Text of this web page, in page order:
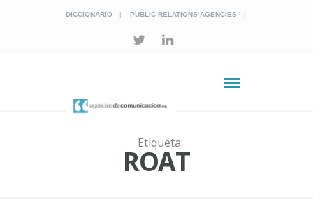
DICCIONARIO PUBLIC RELATIONS AGENCIES
Etiqueta:
ROAT